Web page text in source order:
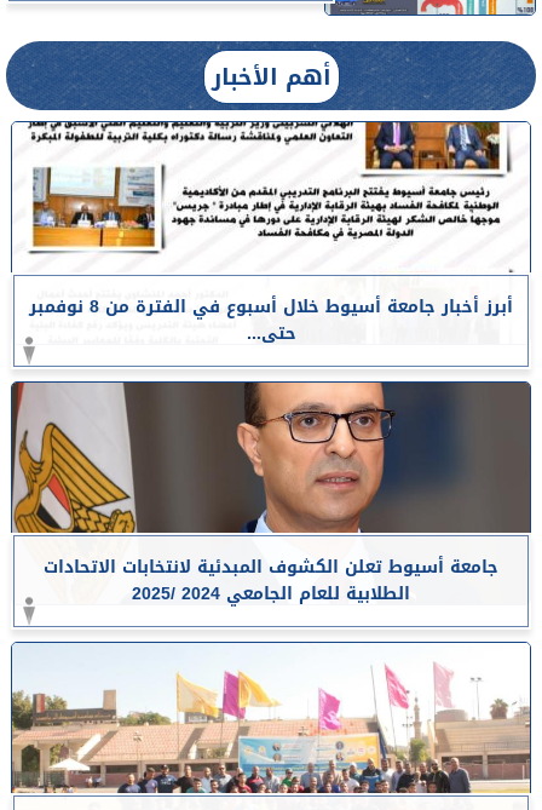
أهم الأخبار
أبرز أخبار جامعة أسيوط خلال أسبوع في الفترة من 8 نوفمبر
حتى...
جامعة أسيوط تعلن الكشوف المبدئية لانتخابات الاتحادات
الطلابية للعام الجامعي 2024 /2025